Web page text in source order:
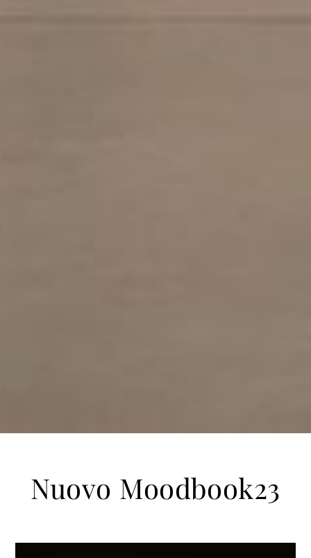
Nuovo Moodbook23